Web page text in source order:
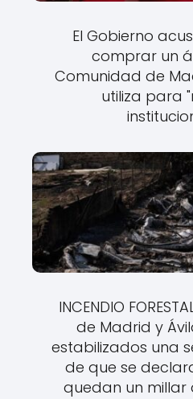
El Gobierno
comprar un
Comunidad de
utiliza para
INCENDIO
de Madrid y
estabilizados una
de que se
quedan un